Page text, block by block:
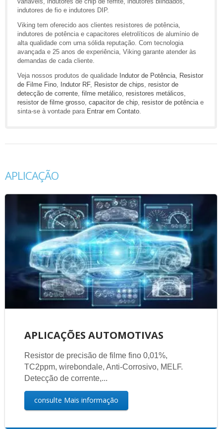
indutores de fio e indutores DIP.
Viking tem oferecido aos clientes resistores de potência,
indutores de potência e capacitores eletrolíticos de alumínio de
alta qualidade com uma sólida reputação. Com tecnologia
avançada e 25 anos de experiência, Viking garante atender às
demandas de cada cliente.
Veja nossos produtos de qualidade Indutor de Potência
Resistor
de Filme Fino
Indutor RF, Resistor de chips resistor de
detecção de corrente filme metálico resistores metálicos
resistor de filme grosso capacitor de chip resistor de potência e
sinta-se à vontade para Entrar em Contato
APLICAÇÃO
APLICAÇÕES AUTOMOTIVAS
Resistor de precisão de filme fino 0,01%,
TC2ppm, wirebondale, Anti-Corrosivo, MELF.
Detecção de corrente,...
consulte Mais informação